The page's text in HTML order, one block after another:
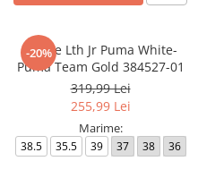
-20%
Mayze Lth Jr Puma White-
Puma Team Gold 384527-01
319,99 Lei
255,99 Lei
Marime:
38.5 35.5 39 37 38 36